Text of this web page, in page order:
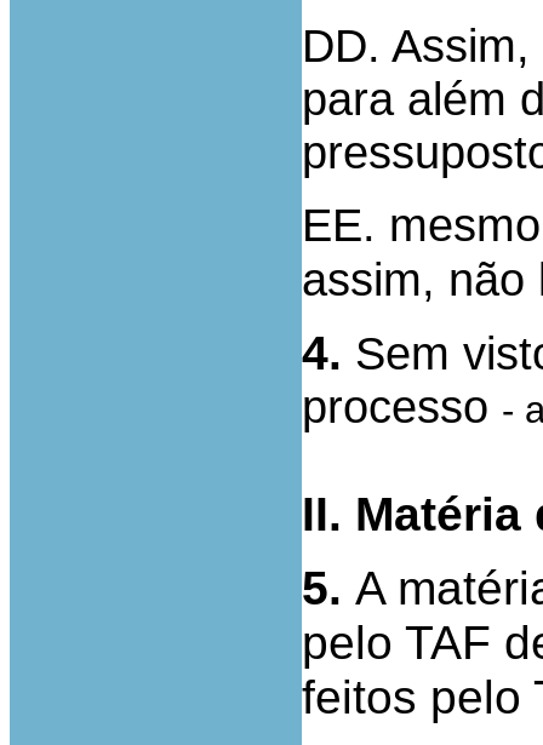
DD.
para além
EE.
assim, não
4. Sem
processo -
II. Matéria
5. A
pelo TAF
feitos pelo